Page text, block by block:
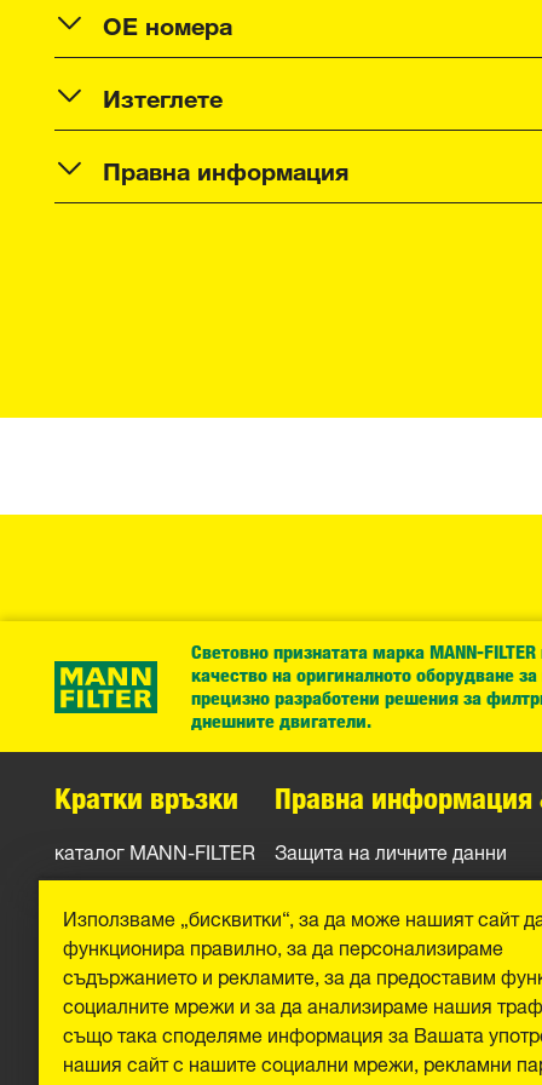
OE номера
Изтеглете
Правна информация
Световно признатата марка MANN-
качество на оригиналното оборудване
прецизно разработени решения за
днешните двигатели.
Кратки връзки
каталог MANN-FILTER
Правна информация
Защита на личните данни
Отпечатък
Използваме „бисквитки“, за да може нашият сайт
функционира правилно, за да персонализираме
съдържанието и рекламите, за да предоставим
социалните мрежи и за да анализираме нашия
също така споделяме информация за Вашата
нашия сайт с нашите социални мрежи, рекламни